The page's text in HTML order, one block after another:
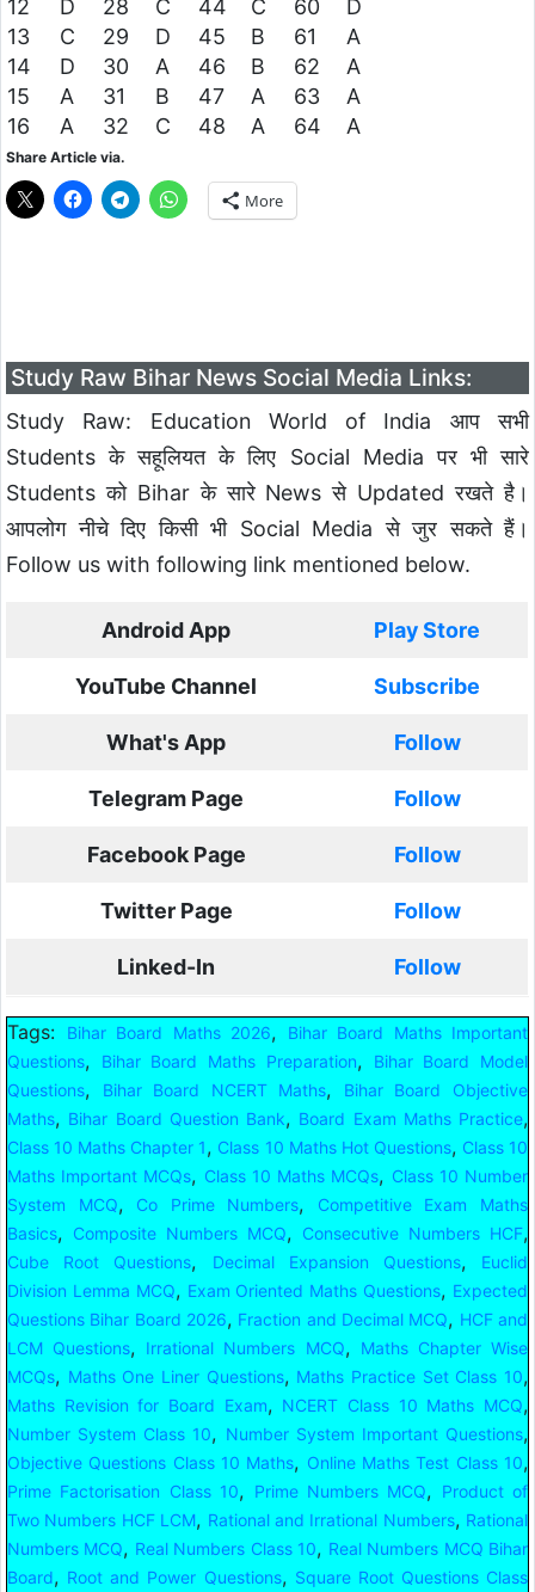
12 D 28 C 44 C 60
D
13
C 29 D 45 B 61
A
14
D 30 A 46 B 62
A
15
A 31 B 47 A 63
A
16
A 32 C 48 A 64 A
Share Article via.
More
Study Raw Bihar News Social Media Links:
Study Raw: Education World of India आप सभी
Students के सहूलियत के लिए Social Media पर भी सारे
Students को Bihar के सारे News से Updated रखते है।
आपलोग नीचे दिए किसी भी Social Media से जुर सकते हैं।
Follow us with following link mentioned below.
Android App Play Store
YouTube Channel Subscribe
What's App Follow
Telegram Page Follow
Facebook Page Follow
Twitter Page Follow
Linked-In Follow
Tags: Bihar Board Maths 2026,
Bihar Board Maths Important
Questions, Bihar Board Maths Preparation,
Bihar Board Model
Questions, Bihar Board NCERT Maths,
Bihar Board Objective
Maths, Bihar Board Question Bank, Board Exam Maths Practice,
Class 10 Maths Chapter 1, Class 10 Maths Hot Questions, Class 10
Maths Important MCQs, Class 10 Maths MCQs, Class 10 Number
System MCQ, Co Prime Numbers,
Competitive Exam Maths
Basics, Composite Numbers MCQ, Consecutive Numbers HCF,
Cube Root Questions, Decimal Expansion Questions,
Euclid
Division Lemma MCQ, Exam Oriented Maths Questions, Expected
Questions Bihar Board 2026, Fraction and Decimal MCQ, HCF and
LCM Questions, Irrational Numbers MCQ,
Maths Chapter Wise
MCQs, Maths One Liner Questions, Maths Practice Set Class 10,
Maths Revision for Board Exam, NCERT Class 10 Maths MCQ,
Number System Class 10, Number System Important Questions,
Objective Questions Class 10 Maths, Online Maths Test Class 10,
Prime Factorisation Class 10, Prime Numbers MCQ,
Product of
Two Numbers HCF LCM, Rational and Irrational Numbers, Rational
Numbers MCQ, Real Numbers Class 10, Real Numbers MCQ Bihar
Board, Root and Power Questions, Square Root Questions Class